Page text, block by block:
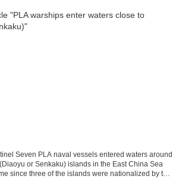
Seven PLA naval vessels entered waters around
or Senkaku) islands in the East China Sea
since three of the islands were nationalized by the